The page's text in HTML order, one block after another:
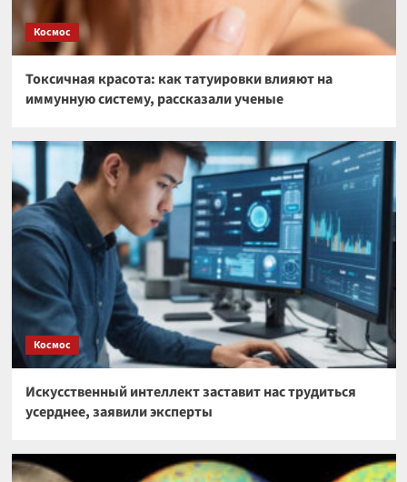
Космос
Токсичная красота: как татуировки влияют на
иммунную систему, рассказали ученые
Космос
Искусственный интеллект заставит нас трудиться
усерднее, заявили эксперты